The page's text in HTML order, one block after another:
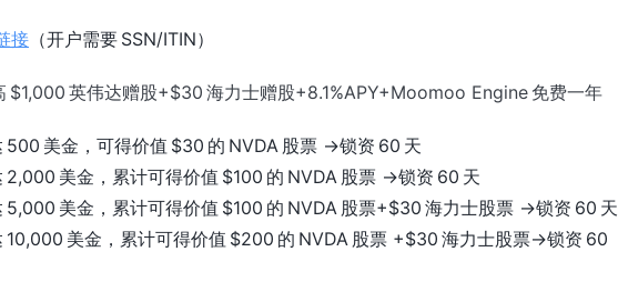
接 （开户需要 SSN/ITIN）
$1,000 英伟达赠股+$30 海力士赠股+8.1%APY+Moomoo Engine 免费一年
500 美金，可得价值 $30 的 NVDA 股票 ->锁资 60 天
2,000 美金，累计可得价值 $100 的 NVDA 股票 ->锁资 60 天
5,000 美金，累计可得价值 $100 的 NVDA 股票+$30 海力士股票 ->锁资 60 天
10,000 美金，累计可得价值 $200 的 NVDA 股票 +$30 海力士股票->锁资 60